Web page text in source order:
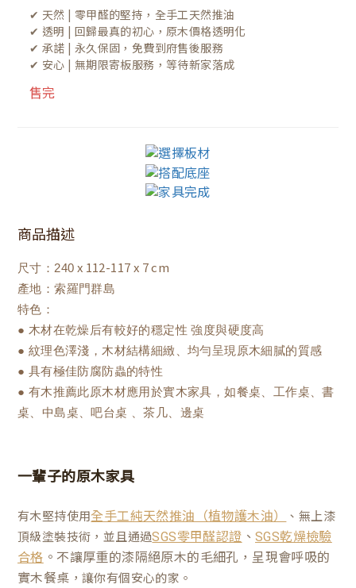
✔ 天然 | 零甲醛的堅持，全手工天然推油
✔ 透明 | 回歸最真的初心，原木價格透明化
✔ 承諾 | 永久保固，免費到府售後服務
✔ 安心 | 無期限寄板服務，等待新家落成
售完
商品描述
尺寸：240 x 112-117 x 7 cm
產地：索羅門群島
特色：
● 木材在乾燥后有較好的穩定性 強度與硬度高
● 紋理色澤淺，木材結構細緻、均勻呈現原木細膩的質感
● 具有極佳防腐防蟲的特性
● 有木推薦此原木材應用於實木家具，如餐桌、工作桌、書
桌、中島桌、吧台桌 、茶几、邊桌
一輩子的原木家具
有木堅持使用全手工純天然推油（植物護木油）
、無上漆
頂級塗裝技術，並且通過SGS零甲醛認證 、SGS乾燥檢驗
合格 。不讓厚重的漆隔絕原木的毛細孔，呈現會呼吸的
實木餐桌 ，讓你有個安心的家。